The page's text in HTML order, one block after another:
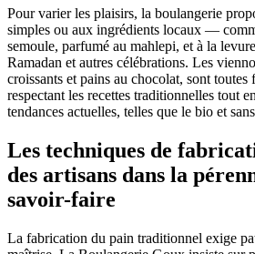
Pour varier les plaisirs, la boulangerie
simples ou aux ingrédients locaux —
semoule, parfumé au mahlepi, et à la
Ramadan et autres célébrations. Les
croissants et pains au chocolat, sont toutes
respectant les recettes traditionnelles tout
tendances actuelles, telles que le bio et
Les techniques de
des artisans dans la
savoir-faire
La fabrication du pain traditionnel exige